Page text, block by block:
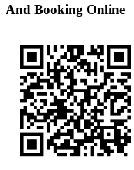
And Booking Online